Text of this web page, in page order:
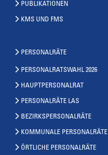
PUBLIKATIONEN
KMS UND FMS
PERSONALRÄTE
PERSONALRATSWAHL 2026
HAUPTPERSONALRAT
PERSONALRÄTE LAS
BEZIRKSPERSONALRÄTE
KOMMUNALE PERSONALRÄTE
ÖRTLICHE PERSONALRÄTE